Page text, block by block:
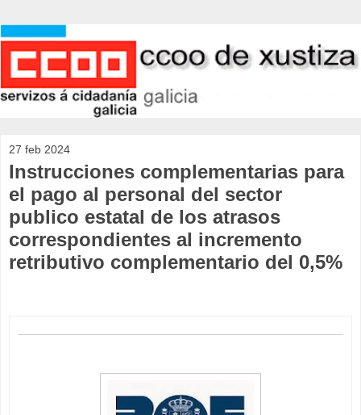
27 feb 2024
Instrucciones complementarias para
el pago al personal del sector
publico estatal de los atrasos
correspondientes al incremento
retributivo complementario del 0,5%